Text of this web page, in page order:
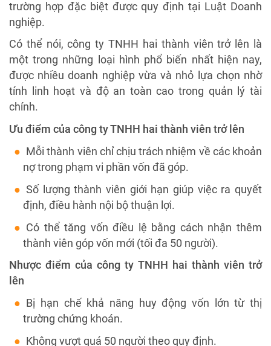
trường hợp đặc biệt được quy định tại Luật Doanh
nghiệp.
Có thể nói, công ty TNHH hai thành viên trở lên là
một trong những loại hình phổ biến nhất hiện nay,
được nhiều doanh nghiệp vừa và nhỏ lựa chọn nhờ
tính linh hoạt và độ an toàn cao trong quản lý tài
chính.
Ưu điểm của công ty TNHH hai thành viên trở lên
Mỗi thành viên chỉ chịu trách nhiệm về các khoản
nợ trong phạm vi phần vốn đã góp.
Số lượng thành viên giới hạn giúp việc ra quyết
định, điều hành nội bộ thuận lợi.
Có thể tăng vốn điều lệ bằng cách nhận thêm
thành viên góp vốn mới (tối đa 50 người).
Nhược điểm của công ty TNHH hai thành viên trở
lên
Bị hạn chế khả năng huy động vốn lớn từ thị
trường chứng khoán.
Không vượt quá 50 người theo quy định.